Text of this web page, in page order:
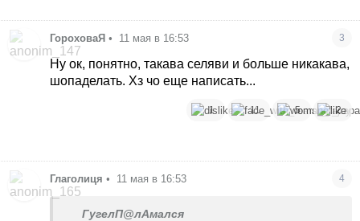
ГороховаЯ • 11 мая в 16:53 3
Ну ок, понятно, такава селяви и больше никакава,
шопаделать. Хз чо еще написать...
1 11 5 2
Глаголиця • 11 мая в 16:53 4
ГугелП@лАмался